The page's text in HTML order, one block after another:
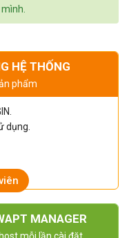
HỆ THỐNG
phẩm
dụng.
MANAGER
mỗi lần cài đặt